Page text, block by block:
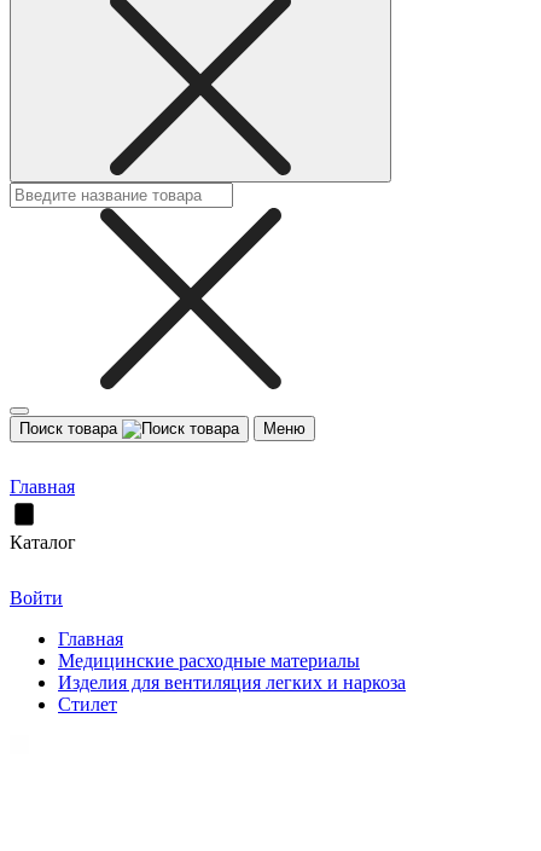
Поиск товара Меню
Главная
Каталог
Войти
Главная
Медицинские расходные материалы
Изделия для вентиляция легких и наркоза
Стилет